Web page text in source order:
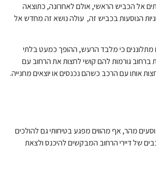
אל הכביש הראשי, אולם לאחרונה, כתוצאה
הנוסעות בכביש זה, עולה נושא זה מחדש אל
מתלוננים כי מלבד הרעש, ההופך כמעט בלתי
ברחוב גורמות להם קושי לחצות את הרחוב עם
אותו עם הרכב כשהם נכנסים או יוצאים מחנייה.
מהר, אף מהווים מפגע בטיחותי גם להולכים
של דיירי הרחוב המבקשים להיכנס ולצאת